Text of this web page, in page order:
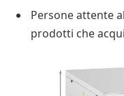
Persone attente
prodotti che